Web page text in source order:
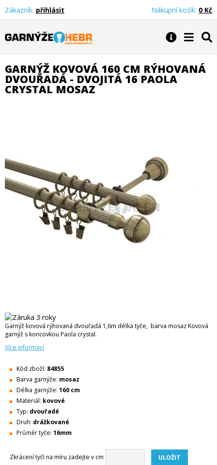
Garnýže Hebr
Zákazník: přihlásit Nákupní košík: 0 Kč
GARNÝŽ KOVOVÁ 160 CM RÝHOVANÁ
DVOUŘADÁ - DVOJITÁ 16 PAOLA
CRYSTAL MOSAZ
Garnýž kovová rýhovaná dvouřadá 1,6m délka tyče, barva mosaz Kovová
garnýž s koncovkou Paola crystal.
Více informací
Kód zboží: 84855
Barva garnýže: mosaz
Délka garnýže: 160 cm
Materiál: kovové
Typ: dvouřadé
Druh: drážkované
Průměr tyče: 16mm
Zkrácení tyčí na míru zadejte v cm